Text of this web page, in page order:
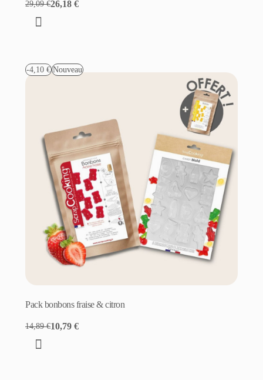
29,09 €26,18 €
-4,10 € Nouveau
Pack bonbons fraise & citron
14,89 €10,79 €